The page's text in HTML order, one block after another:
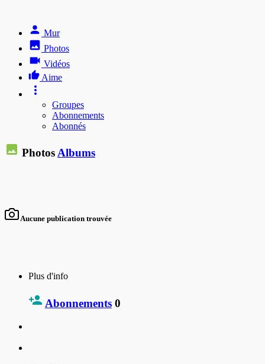
Mur
Photos
Vidéos
Aime
Groupes
Abonnements
Abonnés
PhotosAlbums
Aucune publication trouvée
Plus d'info
Abonnements 0